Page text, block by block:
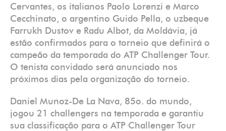
Cervantes, os italianos Paolo Lorenzi e Marco
Cecchinato, o argentino Guido Pella, o uzbeque
Farrukh Dustov e Radu Albot, da Moldávia, já
estão confirmados para o torneio que definirá o
campeão da temporada do ATP Challenger Tour.
O tenista convidado será anunciado nos
próximos dias pela organização do torneio.
Daniel Munoz-De La Nava, 85o. do mundo,
jogou 21 challengers na temporada e garantiu
sua classificação para o ATP Challenger Tour